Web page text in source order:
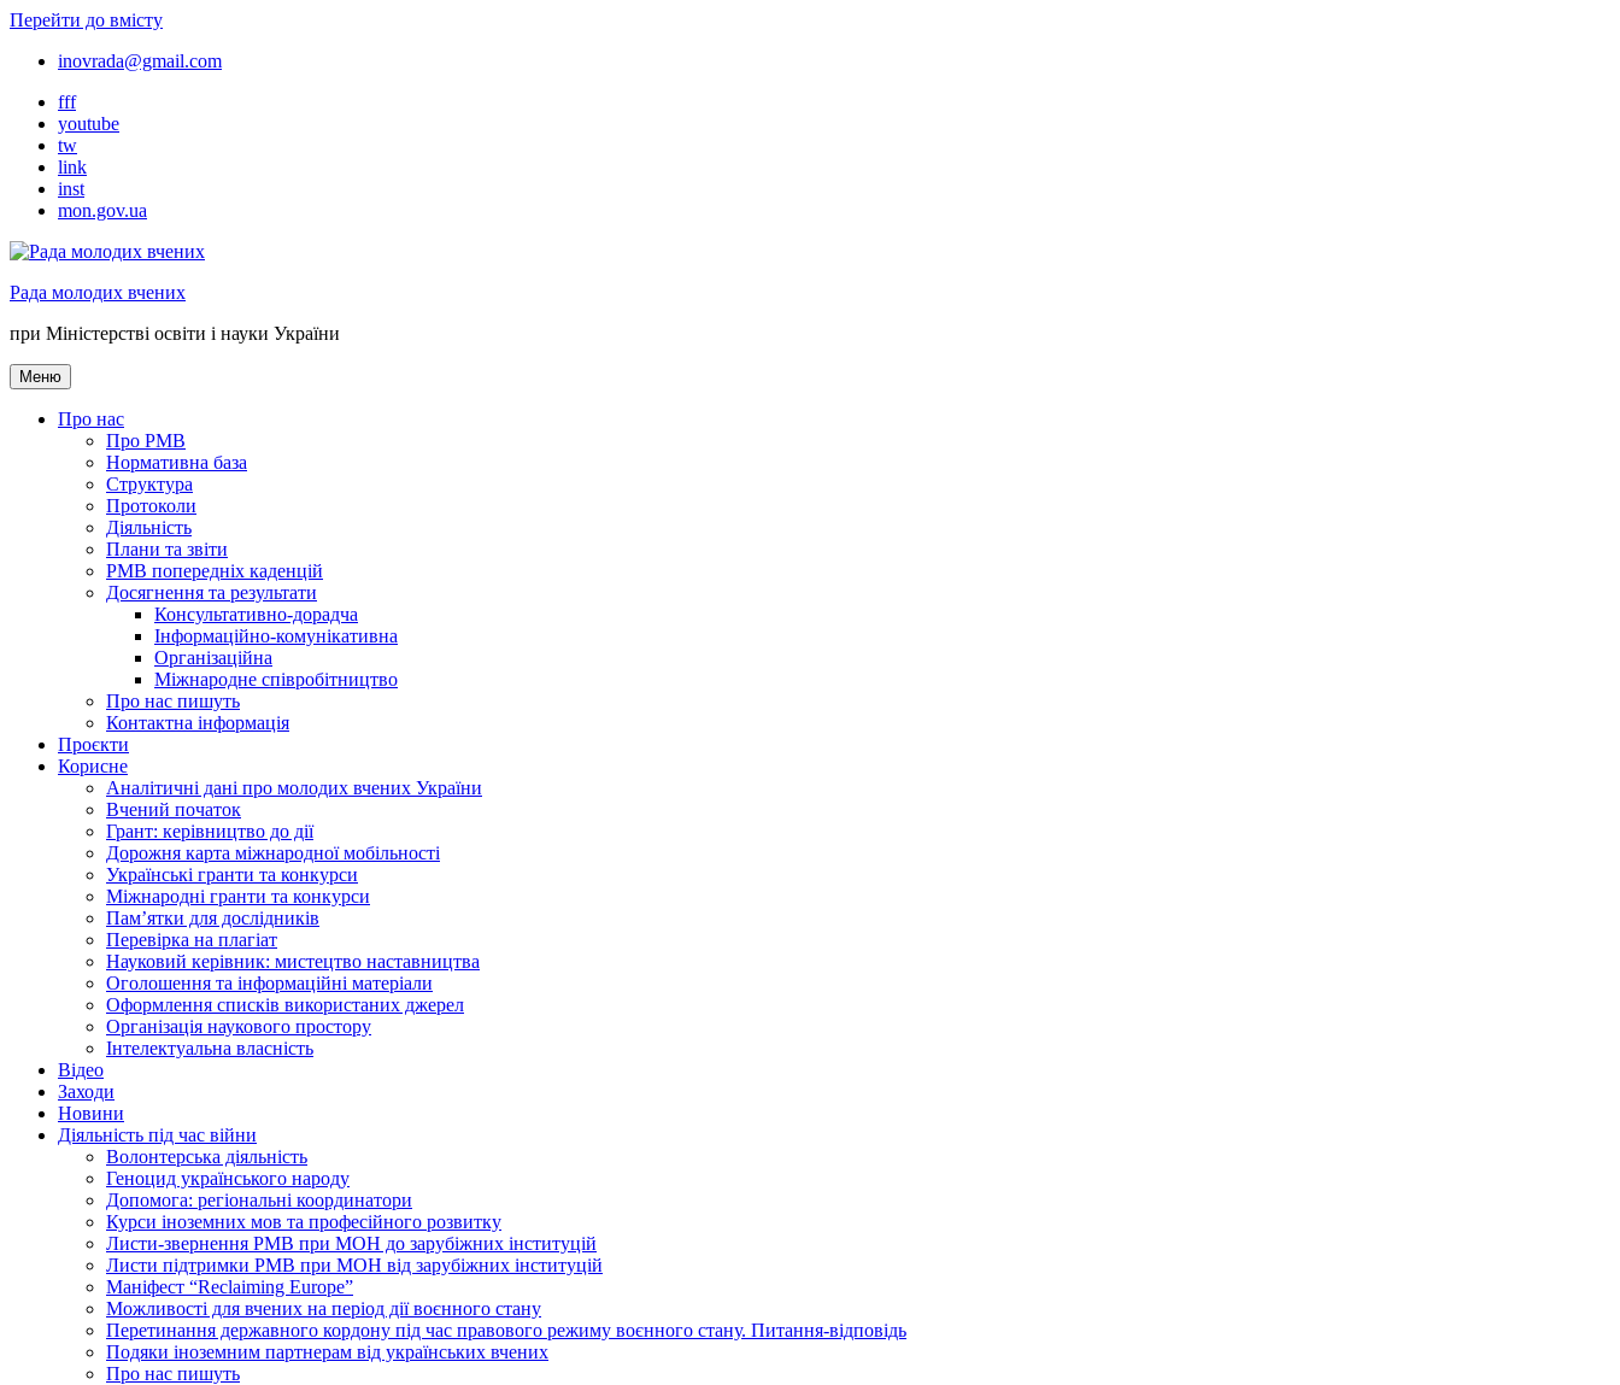
Перейти до вмісту
inovrada@gmail.com
fff
youtube
tw
link
inst
mon.gov.ua
Рада молодих вчених
при Міністерстві освіти і науки України
Меню
Про нас
Про РМВ
Нормативна база
Cтруктура
Протоколи
Діяльність
Плани та звіти
РМВ попередніх каденцій
Досягнення та результати
Консультативно-дорадча
Інформаційно-комунікативна
Організаційна
Міжнародне співробітництво
Про нас пишуть
Контактна інформація
Проєкти
Корисне
Аналітичні дані про молодих вчених України
Вчений початок
Грант: керівництво до дії
Дорожня карта міжнародної мобільності
Українські гранти та конкурси
Міжнародні гранти та конкурси
Памʼятки для дослідників
Перевірка на плагіат
Науковий керівник: мистецтво наставництва
Оголошення та інформаційні матеріали
Оформлення списків використаних джерел
Організація наукового простору
Інтелектуальна власність
Відео
Заходи
Новини
Діяльність під час війни
Волонтерська діяльність
Геноцид українського народу
Допомога: регіональні координатори
Курси іноземних мов та професійного розвитку
Листи-звернення РМВ при МОН до зарубіжних інституцій
Листи підтримки РМВ при МОН від зарубіжних інституцій
Маніфест “Reclaiming Europe”
Можливості для вчених на період дії воєнного стану
Перетинання державного кордону під час правового режиму воєнного стану. Питання-відповідь
Подяки іноземним партнерам від українських вчених
Про нас пишуть